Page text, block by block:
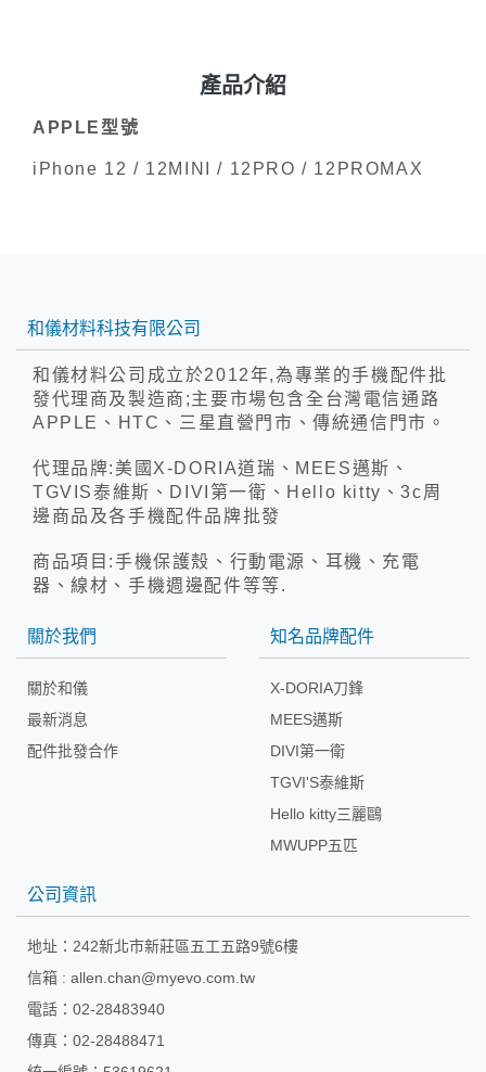
產品介紹
APPLE型號
iPhone 12 / 12MINI / 12PRO / 12PROMAX
和儀材料科技有限公司
和儀材料公司成立於2012年,為專業的手機配件批
發代理商及製造商;主要市場包含全台灣電信通路
APPLE、HTC、三星直營門市、傳統通信門市。
代理品牌:美國X-DORIA道瑞、MEES邁斯、
TGVIS泰維斯、DIVI第一衛、Hello kitty、3c周
邊商品及各手機配件品牌批發
商品項目:手機保護殼、行動電源、耳機、充電
器、線材、手機週邊配件等等.
關於我們
關於和儀
最新消息
配件批發合作
知名品牌配件
X-DORIA刀鋒
MEES邁斯
DIVI第一衛
TGVI'S泰維斯
Hello kitty三麗鷗
MWUPP五匹
公司資訊
地址： 242新北市新莊區五工五路9號6樓
信箱 : allen.chan@myevo.com.tw
電話：02-28483940
傳真：02-28488471